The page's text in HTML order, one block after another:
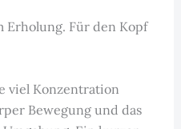
Erholung. Für den Kopf
viel Konzentration
Bewegung und das